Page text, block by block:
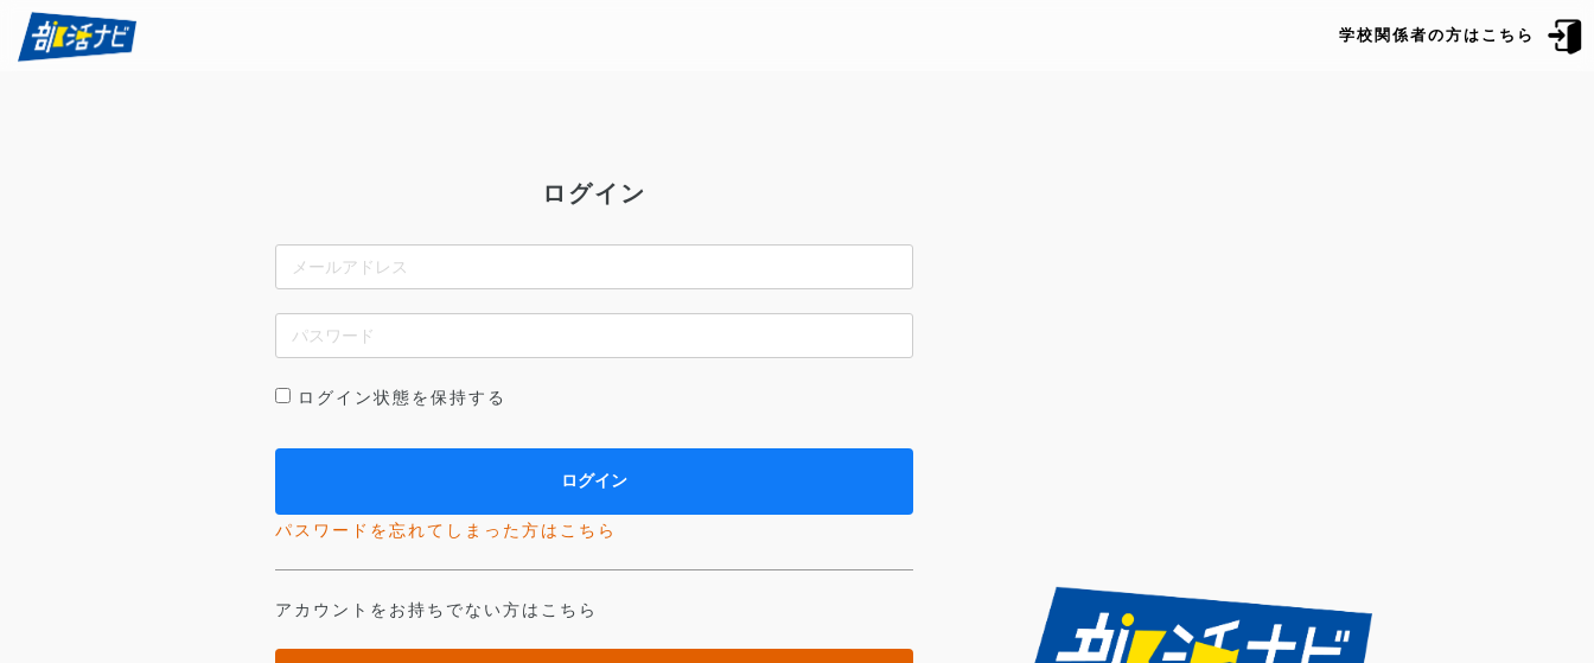
学校関係者の方はこちら
ログイン
ログイン状態を保持する
パスワードを忘れてしまった方はこちら
アカウントをお持ちでない方はこちら